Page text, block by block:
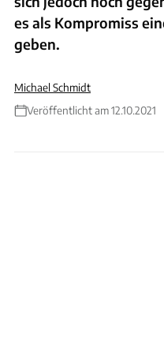
es als Kompromiss
geben.
Michael Schmidt
Veröffentlicht am 12.10.2021